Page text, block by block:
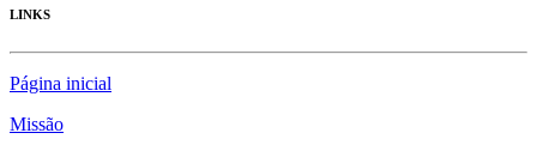
LINKS
Página inicial
Missão